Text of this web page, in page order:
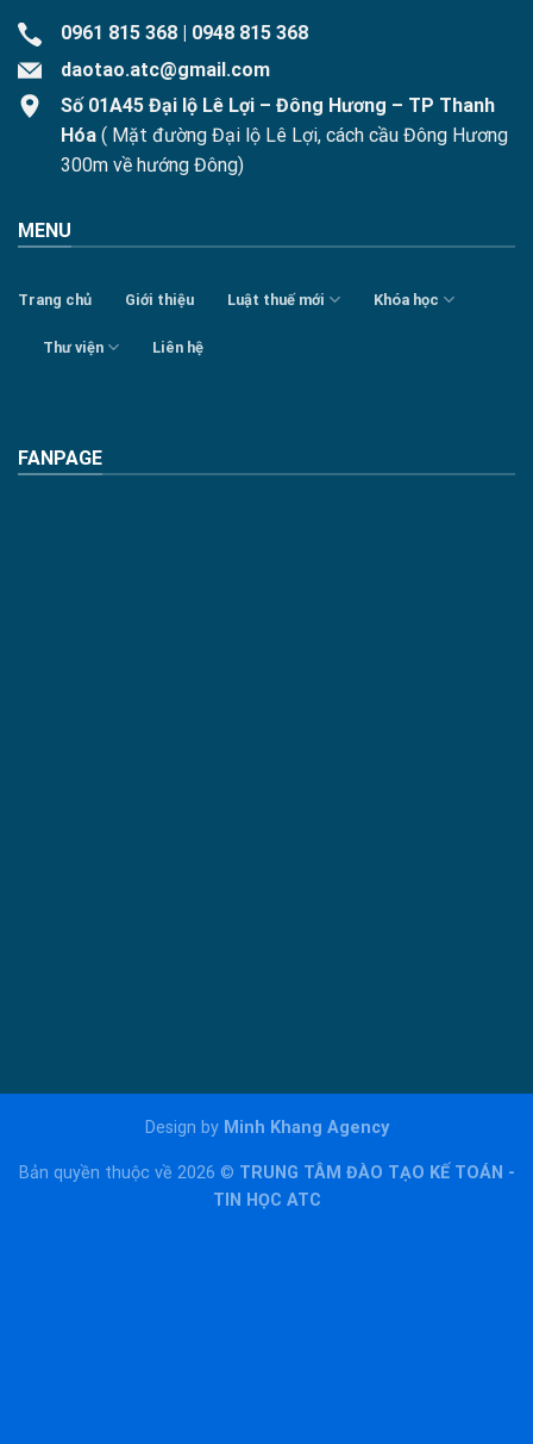
0961 815 368
0948 815 368
daotao.atc@gmail.com
Số 01A45 Đại lộ Lê Lợi – Đông Hương – TP Thanh
Hóa ( Mặt đường Đại lộ Lê Lợi, cách cầu Đông Hương
300m về hướng Đông)
MENU
Trang chủ Giới thiệu Luật thuế mới Khóa học
Thư viện Liên hệ
FANPAGE
Design by Minh Khang Agency
Bản quyền thuộc về 2026 © TRUNG TÂM ĐÀO TẠO KẾ TOÁN -
TIN HỌC ATC